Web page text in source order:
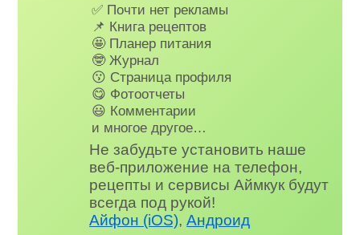
✅ Почти нет рекламы
📌 Книга рецептов
🤩 Планер питания
🤓 Журнал
😗 Страница профиля
😋 Фотоотчеты
😃 Комментарии
и многое другое…
Не забудьте установить наше
веб-приложение на телефон,
рецепты и сервисы Аймкук будут
всегда под рукой!
Айфон (iOS),Андроид